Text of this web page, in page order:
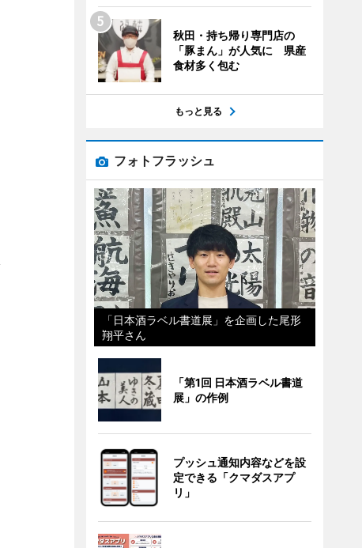
秋田・持ち帰り専門店の
「豚まん」が人気に 県産
食材多く包む
もっと見る
フォトフラッシュ
「日本酒ラベル書道展」を企画した尾形
翔平さん
「第1回 日本酒ラベル書道
展」の作例
プッシュ通知内容などを設
定できる「クマダスアプ
リ」